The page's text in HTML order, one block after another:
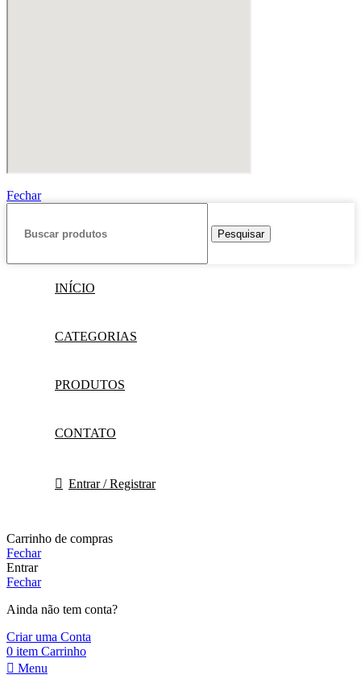
Fechar
Pesquisar
INÍCIO
CATEGORIAS
PRODUTOS
CONTATO
Entrar / Registrar
Carrinho de compras
Fechar
Entrar
Fechar
Ainda não tem conta?
Criar uma Conta
0 item Carrinho
Menu